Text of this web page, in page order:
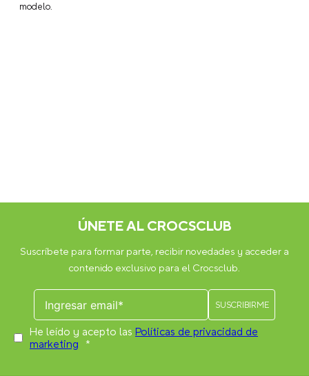
modelo.
ÚNETE AL CROCSCLUB
Suscríbete para formar parte, recibir novedades y acceder a
contenido exclusivo para el Crocsclub.
He leído y acepto las Políticas de privacidad de
marketing *